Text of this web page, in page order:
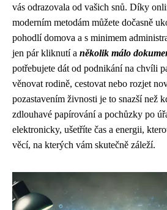
vás odrazovala od vašich snů. Díky
moderním metodám můžete dočasně
pohodlí domova a s minimem
jen pár kliknutí a několik málo
potřebujete dát od podnikání na chvíli
věnovat rodině, cestovat nebo rozjet
pozastavením živnosti je to snazší než
zdlouhavé papírování a pochůzky po
elektronicky, ušetříte čas a energii,
věcí, na kterých vám skutečně záleží.